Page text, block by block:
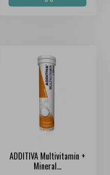
ADDITIVA Multivitamin +
Mineral...